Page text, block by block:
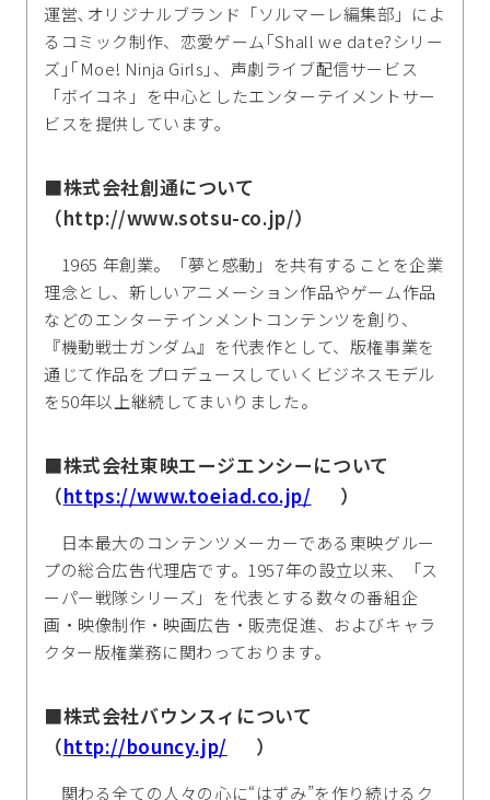
運営､オリジナルブランド「ソルマーレ編集部」によ
るコミック制作、恋愛ゲーム｢Shall we date?シリー
ズ｣｢Moe! Ninja Girls｣、声劇ライブ配信サービス
「ボイコネ」を中心としたエンターテイメントサー
ビスを提供しています｡
■株式会社創通について
（http://www.sotsu-co.jp/）
1965 年創業。「夢と感動」を共有することを企業
理念とし、新しいアニメーション作品やゲーム作品
などのエンターテインメントコンテンツを創り、
『機動戦士ガンダム』を代表作として、版権事業を
通じて作品をプロデュースしていくビジネスモデル
を50年以上継続してまいりました。
■株式会社東映エージエンシーについて
（https://www.toeiad.co.jp/ ）
日本最大のコンテンツメーカーである東映グルー
プの総合広告代理店です。1957年の設立以来、「ス
ーパー戦隊シリーズ」を代表とする数々の番組企
画・映像制作・映画広告・販売促進、およびキャラ
クター版権業務に関わっております。
■株式会社バウンスィについて
（http://bouncy.jp/ ）
関わる全ての人々の心に“はずみ”を作り続けるク